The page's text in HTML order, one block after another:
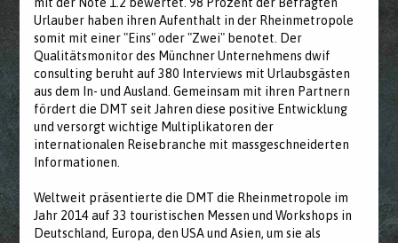
mit der Note 1.2 bewertet. 98 Prozent der Befragten
Urlauber haben ihren Aufenthalt in der Rheinmetropole
somit mit einer "Eins" oder "Zwei" benotet. Der
Qualitätsmonitor des Münchner Unternehmens dwif
consulting beruht auf 380 Interviews mit Urlaubsgästen
aus dem In- und Ausland. Gemeinsam mit ihren Partnern
fördert die DMT seit Jahren diese positive Entwicklung
und versorgt wichtige Multiplikatoren der
internationalen Reisebranche mit massgeschneiderten
Informationen.
Weltweit präsentierte die DMT die Rheinmetropole im
Jahr 2014 auf 33 touristischen Messen und Workshops in
Deutschland, Europa, den USA und Asien, um sie als